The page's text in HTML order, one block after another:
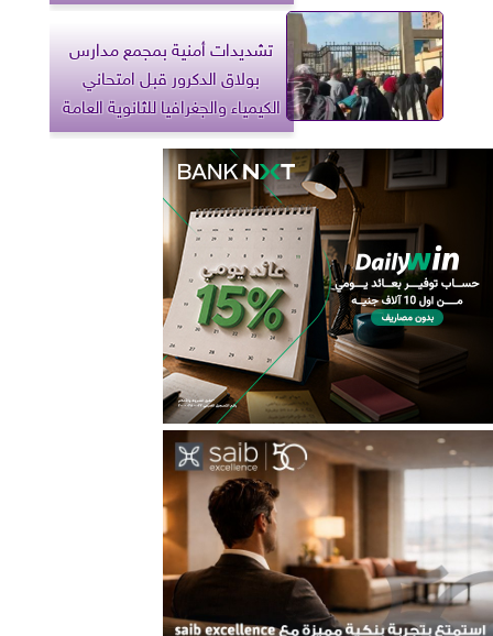
تشديدات أمنية بمجمع مدارس
بولاق الدكرور قبل امتحاني
الكيمياء والجغرافيا للثانوية العامة